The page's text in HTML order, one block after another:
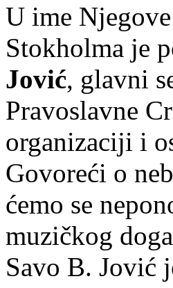
U ime
Stokholma je
Jović, glavni
Pravoslavne
organizaciji i
Govoreći o
ćemo se
muzičkog
Savo B. Jović